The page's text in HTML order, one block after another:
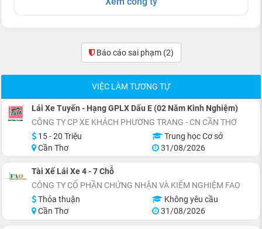
Báo cáo sai phạm (2)
VIỆC LÀM TƯƠNG TỰ
Lái Xe Tuyến - Hạng GPLX Dấu E (02 Năm Kinh Nghiệm)
CÔNG TY CP XE KHÁCH PHƯƠNG TRANG - CN CẦN THƠ
15 - 20 Triệu
Trung học Cơ sở
Cần Thơ
31/08/2026
Tài Xế Lái Xe 4 - 7 Chỗ
CÔNG TY CỔ PHẦN CHỨNG NHẬN VÀ KIỂM NGHIỆM FAO
Thỏa thuận
Không yêu cầu
Cần Thơ
31/08/2026